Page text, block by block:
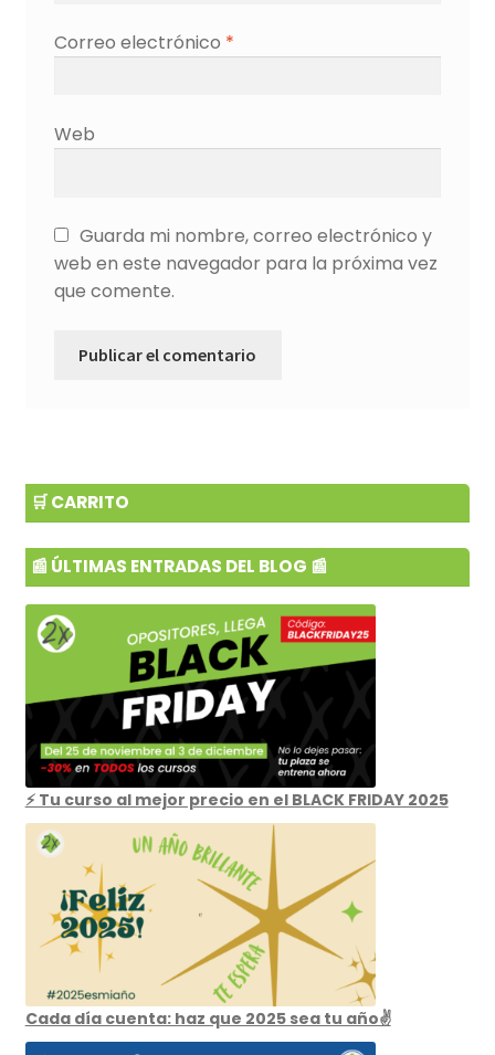
Correo electrónico *
Web
Guarda mi nombre, correo electrónico y
web en este navegador para la próxima vez
que comente.
🛒 CARRITO
📰 ÚLTIMAS ENTRADAS DEL BLOG 📰
⚡ Tu curso al mejor precio en el BLACK FRIDAY 2025
Cada día cuenta: haz que 2025 sea tu año✌️